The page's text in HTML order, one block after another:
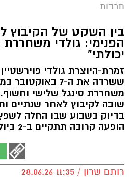
תרבות
בין השקט של הקיבוץ
הפנימי: גולדי
יכולתי"
זמרת-היוצרת גולדי
ששרדה את ה-7
משחררת סינגל שלישי
שובה לקיבוץ לאחר שנתיים
בדיוק בשבוע שבו החלה
הופעה קרובה תתקיים ב-2 ביולי.
רותם שרון / 11:35 28.06.26